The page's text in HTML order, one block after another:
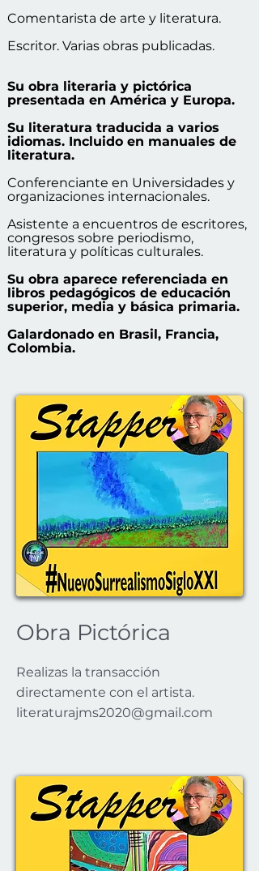
Comentarista de arte y literatura.
Escritor. Varias obras publicadas.
Su obra literaria y pictórica
presentada en América y Europa.
Su literatura traducida a varios
idiomas. Incluido en manuales de
literatura.
Conferenciante en Universidades y
organizaciones internacionales.
Asistente a encuentros de escritores,
congresos sobre periodismo,
literatura y políticas culturales.
Su obra aparece referenciada en
libros pedagógicos de educación
superior, media y básica primaria.
Galardonado en Brasil, Francia,
Colombia.
Obra Pictórica
Realizas la transacción
directamente con el artista.
literaturajms2020@gmail.com